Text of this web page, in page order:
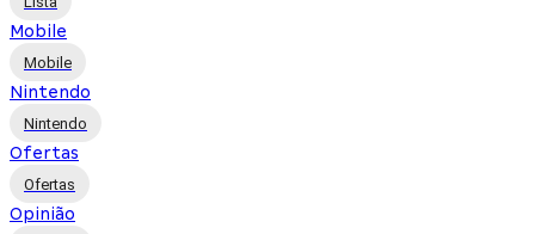
Mobile
Mobile
Nintendo
Nintendo
Ofertas
Ofertas
Opinião